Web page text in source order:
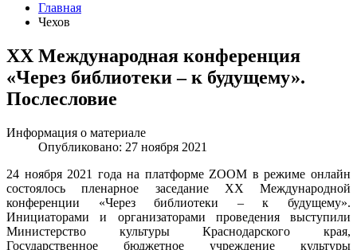
Главная
Чехов
XX Международная конференция
«Через библиотеки – к будущему».
Послесловие
Информация о материале
Опубликовано: 27 ноября 2021
24 ноября 2021 года на платформе ZOOM в режиме онлайн
состоялось пленарное заседание XX Международной
конференции «Через библиотеки – к будущему».
Инициаторами и организаторами проведения выступили
Министерство культуры Краснодарского края,
Государственное бюджетное учреждение культуры